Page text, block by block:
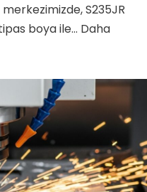
S235JR
boya ile… Daha